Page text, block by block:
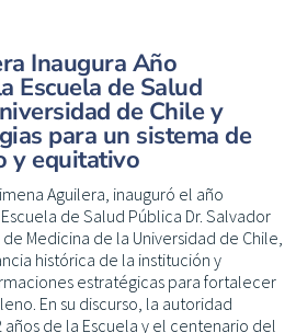
Inaugura Año
Escuela de Salud
de Chile y
para un sistema de
y equitativo
Aguilera, inauguró el año
de Salud Pública Dr. Salvador
Medicina de la Universidad de Chile,
histórica de la institución y
estratégicas para fortalecer
En su discurso, la autoridad
de la Escuela y el centenario del